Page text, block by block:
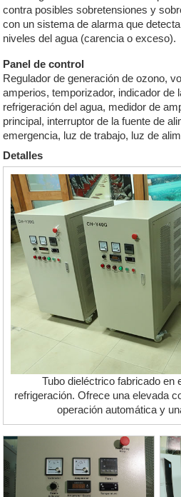
contra posibles sobretensiones y
con un sistema de alarma que
niveles del agua (carencia o exceso).
Panel de control
Regulador de generación de ozono,
amperios, temporizador, indicador de
refrigeración del agua, medidor de
principal, interruptor de la fuente de
emergencia, luz de trabajo, luz de
Detalles
Tubo dieléctrico fabricado en
refrigeración. Ofrece una elevada
operación automática y